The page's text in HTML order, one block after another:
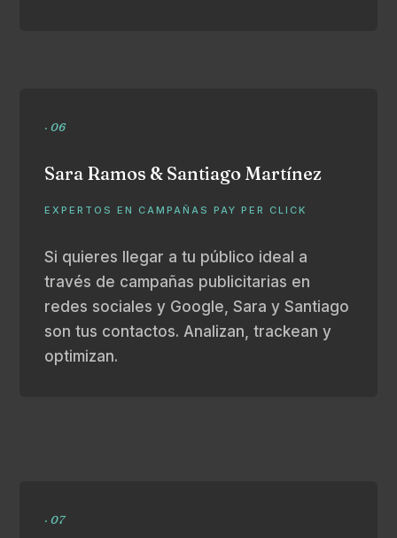
· 06
Sara Ramos & Santiago Martínez
EXPERTOS EN CAMPAÑAS PAY PER CLICK
Si quieres llegar a tu público ideal a
través de campañas publicitarias en
redes sociales y Google, Sara y Santiago
son tus contactos. Analizan, trackean y
optimizan.
· 07